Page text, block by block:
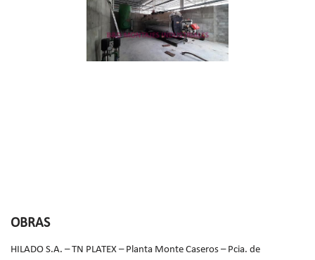
OBRAS
HILADO S.A. – TN PLATEX – Planta Monte Caseros – Pcia. de